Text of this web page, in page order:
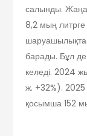
салынды.
8,2 мың
барады. Бұл
келеді. 2024
ж. +32%).
қосымша 152